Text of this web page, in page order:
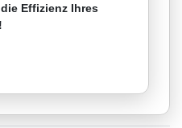
Effizienz Ihres